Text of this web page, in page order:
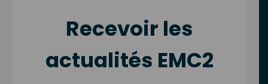
Recevoir les
actualités EMC2